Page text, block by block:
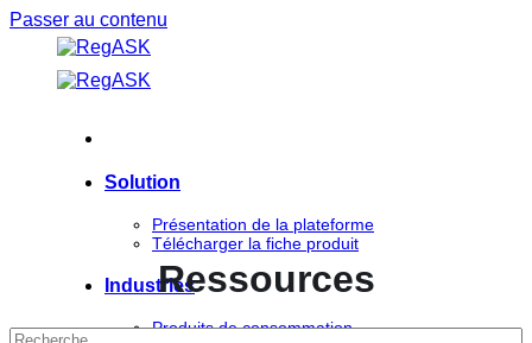
Passer au contenu
Solution
Présentation de la plateforme
Télécharger la fiche produit
Industries
Produits de consommation
Ressources